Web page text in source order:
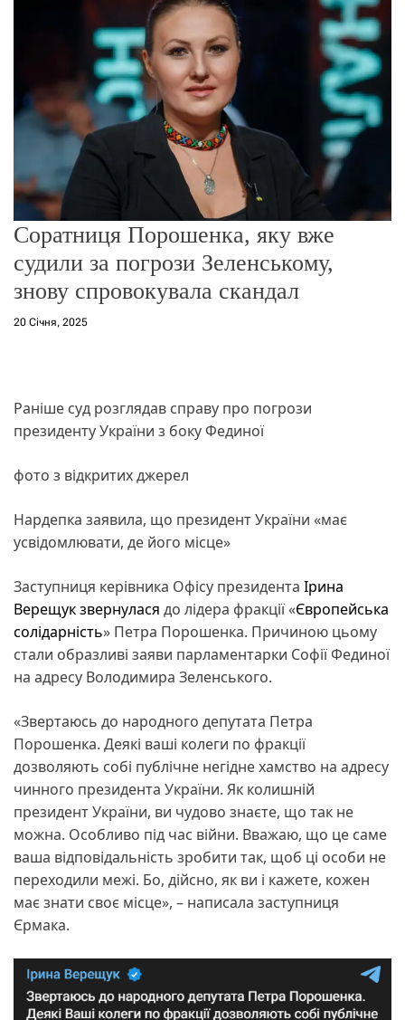
о
р
е
ж
и
м
у
Соратниця Порошенка, яку вже
судили за погрози Зеленському,
знову спровокувала скандал
20 Січня, 2025
Раніше суд розглядав справу про погрози
президенту України з боку Фединої
фото з відкритих джерел
Нардепка заявила, що президент України «має
усвідомлювати, де його місце»
Заступниця керівника Офісу президента Ірина
Верещукзвернулася до лідера фракції «Європейська
солідарність» Петра Порошенка. Причиною цьому
стали образливі заяви парламентарки Софії Фединої
на адресу Володимира Зеленського.
«Звертаюсь до народного депутата Петра
Порошенка. Деякі ваші колеги по фракції
дозволяють собі публічне негідне хамство на адресу
чинного президента України. Як колишній
президент України, ви чудово знаєте, що так не
можна. Особливо під час війни. Вважаю, що це саме
ваша відповідальність зробити так, щоб ці особи не
переходили межі. Бо, дійсно, як ви і кажете, кожен
має знати своє місце», – написала заступниця
Єрмака.